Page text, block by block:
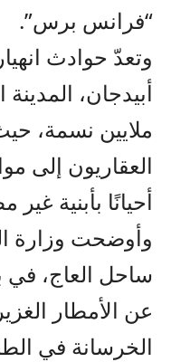
“فرانس برس”.
وتعدّ حوادث
ملايين نسمة،
العقاريون إلى
أحيانًا بأبنية
وأوضحت وزارة
ساحل العاج، في
عن الأمطار
الخرسانة في